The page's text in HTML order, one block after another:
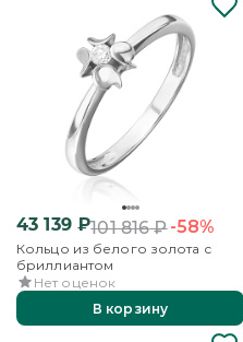
43 139₽101 816₽-58%
Кольцо из белого золота с
бриллиантом
Нет оценок
В корзину